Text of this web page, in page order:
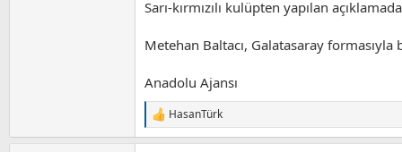
Sarı-kırmızılı kulüpten yapılan
Metehan Baltacı, Galatasaray
Anadolu Ajansı
T
e
p
HasanTürk